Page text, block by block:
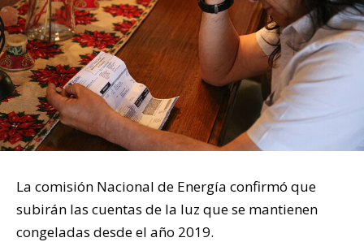
La comisión Nacional de Energía confirmó que
subirán las cuentas de la luz que se mantienen
congeladas desde el año 2019.